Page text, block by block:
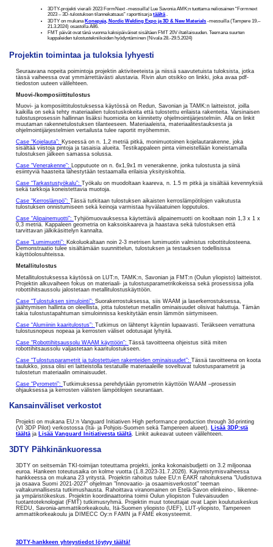
3DTY-projekti vieraili 2023 FormNext -messuilla! Lue Savonia AMK:n tuottama neliosainen “Formnext
2023 – 3D-tulostuksen tilannekatsaus” raporttisarjatäältä.
3DTY on mukanaKonepaja, Nordic Welding Expo ja 3D & New Materials -messuilla (Tampere 19.–
21.3.2024) osastolla A86.
FMT päivät ovat tänä vuonna kaksipäiväiset sisältäen FMT 20V iltatilaisuuden. Teemana suurten
kappaleiden tulostustekniikoiden hyödyntäminen (Nivala 28.-29.5.2024)
Projektin toimintaa ja tuloksia lyhyesti
Seuraavana nopeita poimintoja projektin aktiviteeteista ja niissä saavutetuista tuloksista, jotka
tässä vaiheessa ovat ymmärrettävästi alustavia. Rivin alun otsikko on linkki, joka avaa pdf-
tiedoston uuteen välilehteen.
Muovi-/komposiittitulostus
Muovi- ja komposiittitulostuksessa käytössä on Redun, Savonian ja TAMK:n laitteistot, joilla
kaikilla on sekä tehty materiaalien tulostuskokeita että tulostettu erilaista rakenteita. Varsinaisen
tulostusprosessin hallinnan lisäksi huomioita on kiinnitetty ohjelmointijärjestelmiin. Alla on linkit
muutaman rakennetulostuksen tilanteeseen. Materiaaleista, materiaalitestauksesta ja
ohjelmointijärjestelmien vertailusta tulee raportit myöhemmin.
Case “Kojelauta”: Kyseessä on n. 1,2 metriä pitkä, monimuotoinen kojelautarakenne, joka
sisältää viistoja pintoja ja tasaisia alueita. Testikappaleen pinta viimeistellään koneistamalla
tulostuksen jälkeen samassa solussa.
Case “Venerakenne”: Lopputuote on n. 6x1,9x1 m venerakenne, jonka tulostusta ja siinä
esiintyviä haasteita lähestytään testaamalla erilaisia yksityiskohtia.
Case “Tarkastustyökalu”: Työkalu on muodoltaan kaareva, n. 1.5 m pitkä ja sisältää kevennyksiä
sekä tarkkoja koneistettavia muotoja.
Case “Kerroslämpö”: Tässä tutkitaan tulostuksen aikaisten kerroslämpötilojen vaikutusta
tulostuksen onnistumiseen sekä keinoja varmistaa hyvälaatuinen lopputulos.
Case “Alipainemuotti”: Tyhjiömuovauksessa käytettävä alipainemuotti on kooltaan noin 1,3 x 1 x
0,3 metriä. Kappaleen geometria on kaksoiskaareva ja haastava sekä tulostuksen että
tarvittavan jälkikäsittelyn kannalta.
Case “Lumimuotti”: Kokoluokaltaan noin 2-3 metrisen lumimuotin valmistus robottitulosteena.
Demonstraatio tulee sisältämään suunnittelun, tulostuksen ja testauksen todellisissa
käyttöolosuhteissa.
Metallitulostus
Metallitulostuksessa käytössä on LUT:n, TAMK:n, Savonian ja FMT:n (Oulun yliopisto) laitteistot.
Projektin alkuvaiheen fokus on materiaali- ja tulostusparametrikokeissa sekä prosessissa jolla
robottihitsaussolu jalostetaan metallitulostuskäyttöön.
Case “Tulostuksen simulointi”: Suorakerrostuksessa, siis WAAM ja laserkerrostuksessa,
jäähtymisen hallinta on oleellista, jotta tulostetun metallin ominaisuudet olisivat haluttuja. Tämän
takia tulostustapahtuman simuloinnissa keskitytään ensin lämmön siirtymiseen.
Case “Alumiinin kaaritulostus”: Tutkimus on lähtenyt käyntiin lupaavasti. Teräkseen verrattuna
tulostusnopeus nopeaa ja kerrosten väliset odotusajat lyhyitä.
Case “Robottihitsaussolu WAAM käyttöön”: Tässä tavoitteena ohjeistus siitä miten
robottihitsaussolu valjastetaan kaaritulostukseen.
Case “Tulostusparametrit ja tulostettujen rakenteiden ominaisuudet”: Tässä tavoitteena on koota
taulukko, jossa olisi eri laitteistolla testatuille materiaaleille soveltuvat tulostusparametrit ja
tulostetun materiaalin ominaisuudet.
Case “Pyrometri”: Tutkimuksessa perehdytään pyrometrin käyttöön WAAM –prosessin
ohjauksessa ja kerrosten välisten lämpötilojen seurantaan.
Kansainväliset verkostot
Projekti on mukana EU:n Vanguard Initiativen High performance production through 3d-printing
(VI 3DP Pilot) verkostossa (Itä- ja Pohjois-Suomen sekä Tampereen alueet).
Lisää 3DP:stä
täältäja Lisää Vanguard Initiativesta täältä. Linkit aukeavat uuteen välilehteen.
3DTY Pähkinänkuoressa
3DTY on seitsemän TKI-toimijan toteuttama projekti, jonka kokonaisbudjetti on 3.2 miljoonaa
euroa. Hankeen toteutusaika on kolme vuotta (1.8.2023-31.7.2026). Käynnistymisvaiheessa
hankkeessa on mukana 23 yritystä. Projektin rahoitus tulee EU:n EAKR rahoituksena "Uudistuva
ja osaava Suomi 2021-2027" ohjelman "Innovaatio- ja osaamisverkostot" teeman
valtakunnallisesta tutkimushausta. Rahoittava viranomainen on Etelä-Savon elinkeino-, liikenne-
ja ympäristökeskus. Projektin koordinaattorina toimii Oulun yliopiston Tulevaisuuden
tuotantoteknologiat (FMT) tutkimusryhmä. Projektin muut toteuttajat ovat Lapin koulutuskeskus
REDU, Savonia-ammattikorkeakoulu, Itä-Suomen yliopisto (UEF), LUT-yliopisto, Tampereen
ammattikorkeakoulu ja DIMECC Oy:n FAMN ja FAME ekosysteemit.
3DTY-hankkeen yhteystiedot löytyy täältä!